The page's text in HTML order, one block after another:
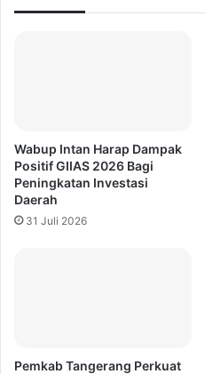
Wabup Intan Harap Dampak
Positif GIIAS 2026 Bagi
Peningkatan Investasi
Daerah
31 Juli 2026
Pemkab Tangerang Perkuat